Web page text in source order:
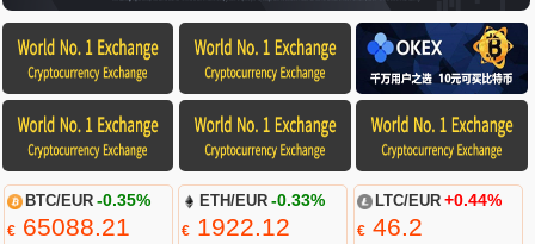
BTC/EUR -0.35%
€65088.21
ETH/EUR -0.33%
€ 1922.12
LTC/EUR +0.44%
€46.2